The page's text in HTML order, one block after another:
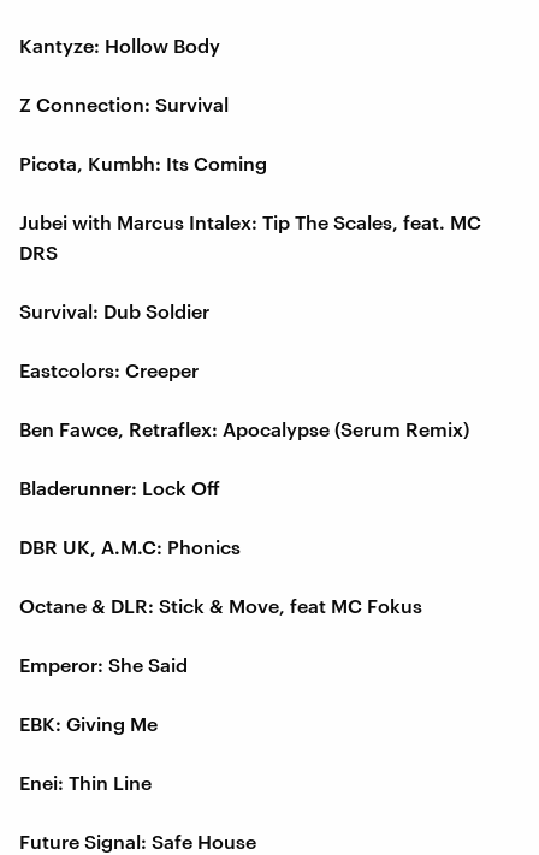
Kantyze: Hollow Body
Z Connection: Survival
Picota, Kumbh: Its Coming
Jubei with Marcus Intalex: Tip The Scales, feat. MC
DRS
Survival: Dub Soldier
Eastcolors: Creeper
Ben Fawce, Retraflex: Apocalypse (Serum Remix)
Bladerunner: Lock Off
DBR UK, A.M.C: Phonics
Octane & DLR: Stick & Move, feat MC Fokus
Emperor: She Said
EBK: Giving Me
Enei: Thin Line
Future Signal: Safe House